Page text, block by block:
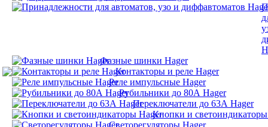
Фазные шинки Hager
Контакторы и реле Hager
Реле импульсные Hager
Рубильники до 80А Hager
Переключатели до 63А Hager
Кнопки и
Светорегуляторы Hager